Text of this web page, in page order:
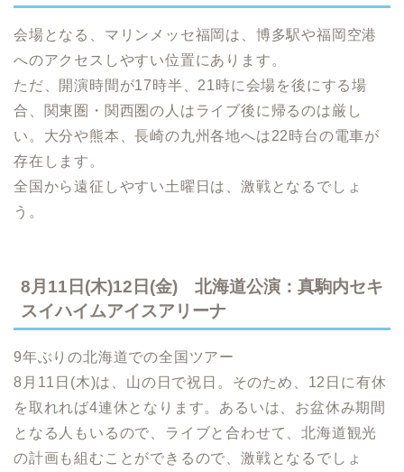
会場となる、マリンメッセ福岡は、博多駅や福岡空港
へのアクセスしやすい位置にあります。
ただ、開演時間が17時半、21時に会場を後にする場
合、関東圏・関西圏の人はライブ後に帰るのは厳し
い。大分や熊本、長崎の九州各地へは22時台の電車が
存在します。
全国から遠征しやすい土曜日は、激戦となるでしょ
う。
8月11日(木)12日(金) 北海道公演：真駒内セキ
スイハイムアイスアリーナ
9年ぶりの北海道での全国ツアー
8月11日(木)は、山の日で祝日。そのため、12日に有休
を取れれば4連休となります。あるいは、お盆休み期間
となる人もいるので、ライブと合わせて、北海道観光
の計画も組むことができるので、激戦となるでしょ